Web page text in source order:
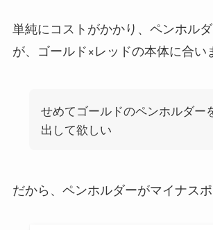
単純にコストがかかり、ペンホル
が、ゴールド×レッドの本体に合い
せめてゴールドのペンホルダー
出して欲しい
だから、ペンホルダーがマイナスポ